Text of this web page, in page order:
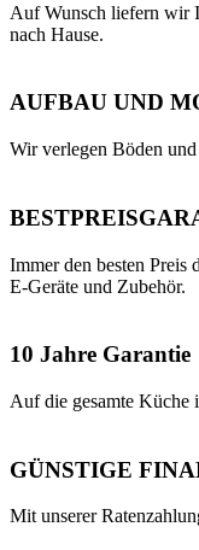
Auf Wunsch liefern wir
nach Hause.
AUFBAU UND
Wir verlegen Böden
Immer den besten Preis
E-Geräte und Zubehör.
10 Jahre Garantie
Auf die gesamte Küche
GÜNSTIGE
Mit unserer